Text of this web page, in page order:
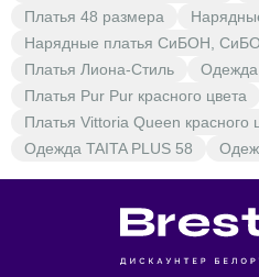
Платья 48 размера
Нарядные платья СиБОН,
Платья Лиона-Стиль
Одежда
Платья Pur Pur красного цвета
Платья Vittoria Queen красного
Одежда TAITA PLUS 58